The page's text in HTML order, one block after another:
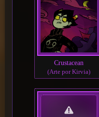
Crustacean
(Arte por Kirvia)